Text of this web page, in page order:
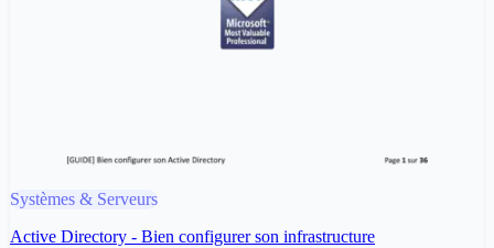
Systèmes & Serveurs
Active Directory - Bien configurer son infrastructure